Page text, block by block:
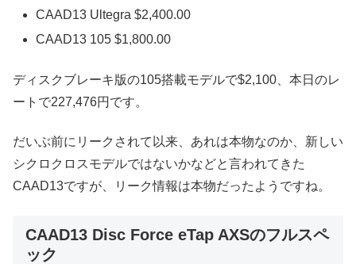
CAAD13 Ultegra $2,400.00
CAAD13 105 $1,800.00
ディスクブレーキ版の105搭載モデルで$2,100、本日のレ
ートで227,476円です。
だいぶ前にリークされて以来、あれは本物なのか、新しい
シクロクロスモデルではないかなどと言われてきた
CAAD13ですが、リーク情報は本物だったようですね。
CAAD13 Disc Force eTap AXSのフルスペ
ック